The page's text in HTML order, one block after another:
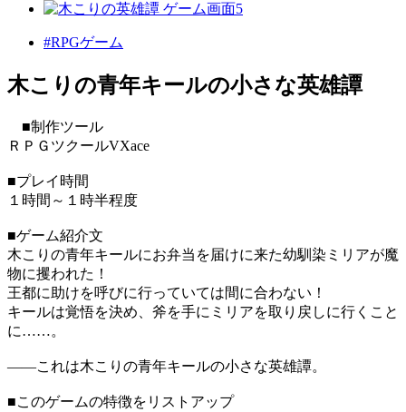
#RPGゲーム
木こりの青年キールの小さな英雄譚
■制作ツール
ＲＰＧツクールVXace
■プレイ時間
１時間～１時半程度
■ゲーム紹介文
木こりの青年キールにお弁当を届けに来た幼馴染ミリアが魔
物に攫われた！
王都に助けを呼びに行っていては間に合わない！
キールは覚悟を決め、斧を手にミリアを取り戻しに行くこと
に……。
――これは木こりの青年キールの小さな英雄譚。
■このゲームの特徴をリストアップ